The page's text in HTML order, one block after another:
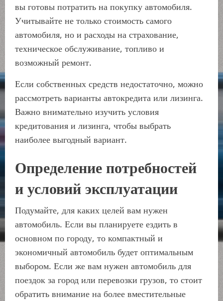
вы готовы потратить на покупку автомобиля.
Учитывайте не только стоимость самого
автомобиля, но и расходы на страхование,
техническое обслуживание, топливо и
возможный ремонт.
Если собственных средств недостаточно, можно
рассмотреть варианты автокредита или лизинга.
Важно внимательно изучить условия
кредитования и лизинга, чтобы выбрать
наиболее выгодный вариант.
Определение потребностей
и условий эксплуатации
Подумайте, для каких целей вам нужен
автомобиль. Если вы планируете ездить в
основном по городу, то компактный и
экономичный автомобиль будет оптимальным
выбором. Если же вам нужен автомобиль для
поездок за город или перевозки грузов, то стоит
обратить внимание на более вместительные